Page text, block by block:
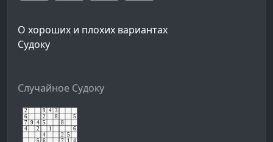
О хороших и плохих вариантах
Судоку
Случайное Судоку